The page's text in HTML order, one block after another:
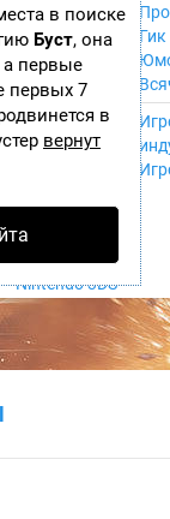
в поиске
Буст, она
а первые
первых 7
в
вернут
Android
iPhone, iPod,
iPad
MacOS
Sega Mega Drive
NES
Wii U
PS4
Xbox One
Nintendo 3DS
Гик